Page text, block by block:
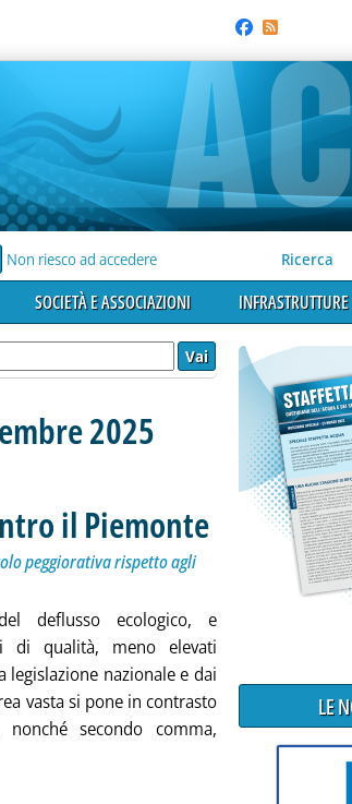
Non riesco ad accedere Ricerca
SOCIETÀ E ASSOCIAZIONI
2025
il Piemonte . Sottotitolo: Impugnata
. Pubblicata venerdì 26
peggiorativa rispetto agli
deflusso ecologico, e
di qualità, meno elevati
nazionale e dai
vasta si pone in contrasto
secondo comma,
ecologico, il governo contro il Piemonte'
LE